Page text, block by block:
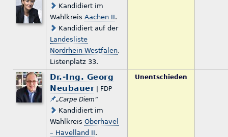
Kandidiert im
WahlkreisAachen II.
Kandidiert auf der
Landesliste
Nordrhein-Westfalen,
Listenplatz 33.
Dr.-Ing. Georg
Neubauer| FDP
„Carpe Diem“
Kandidiert im
WahlkreisOberhavel
– Havelland II.
Unentschieden